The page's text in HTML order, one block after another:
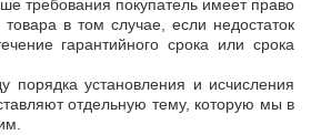
требования покупатель имеет право
в том случае, если недостаток
гарантийного срока или срока
порядка установления и исчисления
отдельную тему, которую мы в